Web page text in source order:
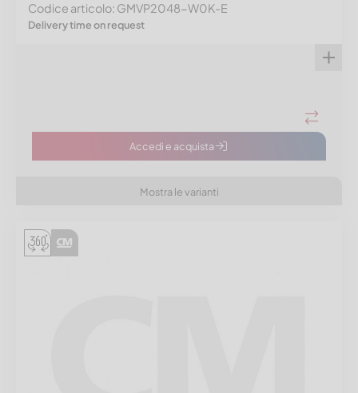
Codice articolo: GMVP2048-W0K-E
Delivery time on request
Accedi e acquista
Mostra le varianti